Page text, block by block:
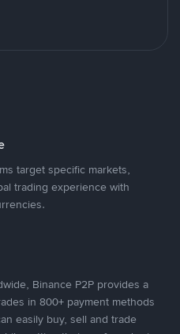
target specific markets,
trading experience with
Binance P2P provides a
in 800+ payment methods
easily buy, sell and trade